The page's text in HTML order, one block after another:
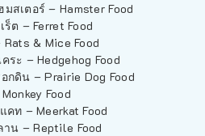
สเตอร์ – Hamster Food
ร็ต – Ferret Food
& Mice Food
ระ – Hedgehog Food
กดิน – Prairie Dog Food
Food
คท – Meerkat Food
น – Reptile Food